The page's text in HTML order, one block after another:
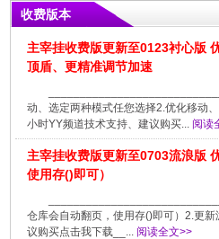
收费版本
主宰挂收费版更新至0123衬心版
顶盾、更精准调节加速
动、选定两种模式任您选择2.优化移动
小时YY频道技术支持、建议购买... 阅读
主宰挂收费版更新至0703流浪版
使用存()即可）
仓库会自动翻页，使用存()即可）2.更
议购买点击我下载__... 阅读全文>>